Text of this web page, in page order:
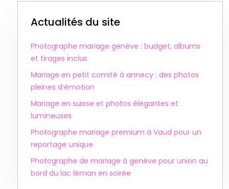
Actualités du site
Photographe mariage genève : budget, albums
et tirages inclus
Mariage en petit comité à annecy : des photos
pleines d’émotion
Mariage en suisse et photos élégantes et
lumineuses
Photographe mariage premium à Vaud pour un
reportage unique
Photographe de mariage à genève pour union au
bord du lac léman en soirée